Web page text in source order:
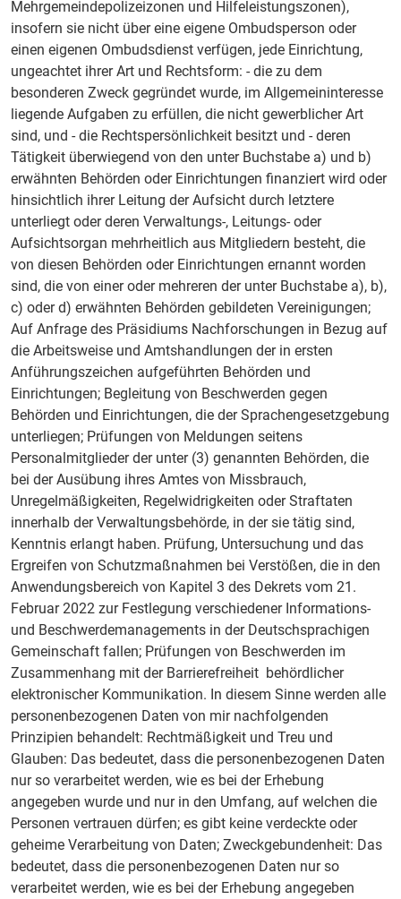
Mehrgemeindepolizeizonen und Hilfeleistungszonen),
insofern sie nicht über eine eigene Ombudsperson oder
einen eigenen Ombudsdienst verfügen, jede Einrichtung,
ungeachtet ihrer Art und Rechtsform: - die zu dem
besonderen Zweck gegründet wurde, im Allgemeininteresse
liegende Aufgaben zu erfüllen, die nicht gewerblicher Art
sind, und - die Rechtspersönlichkeit besitzt und - deren
Tätigkeit überwiegend von den unter Buchstabe a) und b)
erwähnten Behörden oder Einrichtungen finanziert wird oder
hinsichtlich ihrer Leitung der Aufsicht durch letztere
unterliegt oder deren Verwaltungs-, Leitungs- oder
Aufsichtsorgan mehrheitlich aus Mitgliedern besteht, die
von diesen Behörden oder Einrichtungen ernannt worden
sind, die von einer oder mehreren der unter Buchstabe a), b),
c) oder d) erwähnten Behörden gebildeten Vereinigungen;
Auf Anfrage des Präsidiums Nachforschungen in Bezug auf
die Arbeitsweise und Amtshandlungen der in ersten
Anführungszeichen aufgeführten Behörden und
Einrichtungen; Begleitung von Beschwerden gegen
Behörden und Einrichtungen, die der Sprachengesetzgebung
unterliegen; Prüfungen von Meldungen seitens
Personalmitglieder der unter (3) genannten Behörden, die
bei der Ausübung ihres Amtes von Missbrauch,
Unregelmäßigkeiten, Regelwidrigkeiten oder Straftaten
innerhalb der Verwaltungsbehörde, in der sie tätig sind,
Kenntnis erlangt haben. Prüfung, Untersuchung und das
Ergreifen von Schutzmaßnahmen bei Verstößen, die in den
Anwendungsbereich von Kapitel 3 des Dekrets vom 21.
Februar 2022 zur Festlegung verschiedener Informations-
und Beschwerdemanagements in der Deutschsprachigen
Gemeinschaft fallen; Prüfungen von Beschwerden im
Zusammenhang mit der Barrierefreiheit behördlicher
elektronischer Kommunikation. In diesem Sinne werden alle
personenbezogenen Daten von mir nachfolgenden
Prinzipien behandelt: Rechtmäßigkeit und Treu und
Glauben: Das bedeutet, dass die personenbezogenen Daten
nur so verarbeitet werden, wie es bei der Erhebung
angegeben wurde und nur in den Umfang, auf welchen die
Personen vertrauen dürfen; es gibt keine verdeckte oder
geheime Verarbeitung von Daten; Zweckgebundenheit: Das
bedeutet, dass die personenbezogenen Daten nur so
verarbeitet werden, wie es bei der Erhebung angegeben